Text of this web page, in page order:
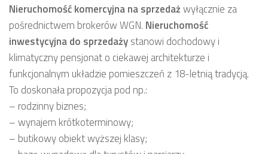
Nieruchomość komercyjnana sprzedażwyłącznie za
pośrednictwem brokerów WGN. Nieruchomość
inwestycyjnado sprzedażystanowi dochodowy i
klimatyczny pensjonat o ciekawej architekturze i
funkcjonalnym układzie pomieszczeń z 18-letnią tradycją.
To doskonała propozycja pod np.:
– rodzinny biznes;
– wynajem krótkoterminowy;
– butikowy obiekt wyższej klasy;